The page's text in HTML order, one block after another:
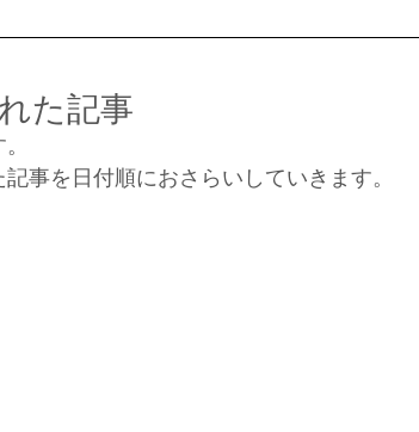
た記事
事を日付順におさらいしていきます。